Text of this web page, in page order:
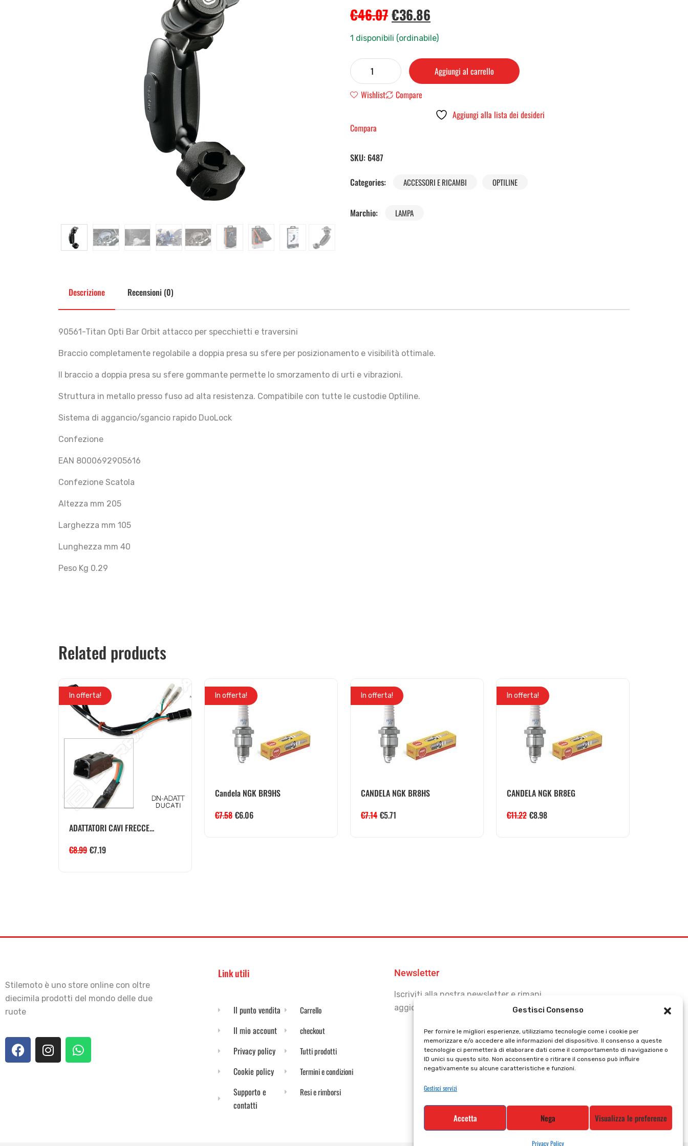
Gestisci Consenso
Per fornire le migliori esperienze, utilizziamo tecnologie come i cookie per
memorizzare e/o accedere alle informazioni del dispositivo. Il consenso a queste
tecnologie ci permetterà di elaborare dati come il comportamento di navigazione o
ID unici su questo sito. Non acconsentire o ritirare il consenso può influire
negativamente su alcune caratteristiche e funzioni.
Gestisci servizi
Accetta Nega Visualizza le preferenze
Privacy Policy
€46.07€36.86
1 disponibili (ordinabile)
Aggiungi al carrello
Wishlist
Compare
Aggiungi alla lista dei desideri
Compara
SKU: 6487
Categories:
ACCESSORI E RICAMBI OPTILINE
Marchio: LAMPA
Descrizione Recensioni (0)
90561-Titan Opti Bar Orbit attacco per specchietti e traversini
Braccio completamente regolabile a doppia presa su sfere per posizionamento e visibilità ottimale.
Il braccio a doppia presa su sfere gommante permette lo smorzamento di urti e vibrazioni.
Struttura in metallo presso fuso ad alta resistenza. Compatibile con tutte le custodie Optiline.
Sistema di aggancio/sgancio rapido DuoLock
Confezione
EAN 8000692905616
Confezione Scatola
Altezza mm 205
Larghezza mm 105
Lunghezza mm 40
Peso Kg 0.29
Related products
In offerta!
ADATTATORI CAVI FRECCE...
€8.99 €7.19
In offerta!
Candela NGK BR9HS
€7.58 €6.06
In offerta!
CANDELA NGK BR8HS
€7.14 €5.71
In offerta!
CANDELA NGK BR8EG
€11.22 €8.98
Stilemoto è uno store online con oltre
diecimila prodotti del mondo delle due
ruote
Link utili
Il punto vendita
Il mio account
Privacy policy
Cookie policy
Supporto e
contatti
Carrello
checkout
Tutti prodotti
Termini e condizioni
Resi e rimborsi
Newsletter
Iscriviti alla nostra newsletter e rimani
aggiornato